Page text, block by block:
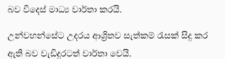
බව විදෙස් මාධ්‍ය වාර්තා කරයි.
උන්වහන්සේට උදරය ආශ්‍රිතව සැත්කම් රැසක් සිදු කර
ඇති බව වැඩිදුරටත් වාර්තා වෙයි.